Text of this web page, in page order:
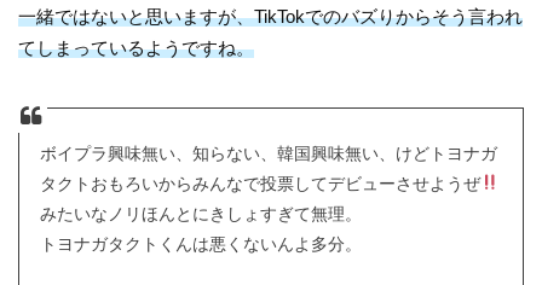
一緒ではないと思いますが、TikTokでのバズりからそう言われ
てしまっているようですね。
ボイプラ興味無い、知らない、韓国興味無い、けどトヨナガ
タクトおもろいからみんなで投票してデビューさせようぜ
みたいなノリほんとにきしょすぎて無理。
トヨナガタクトくんは悪くないんよ多分。